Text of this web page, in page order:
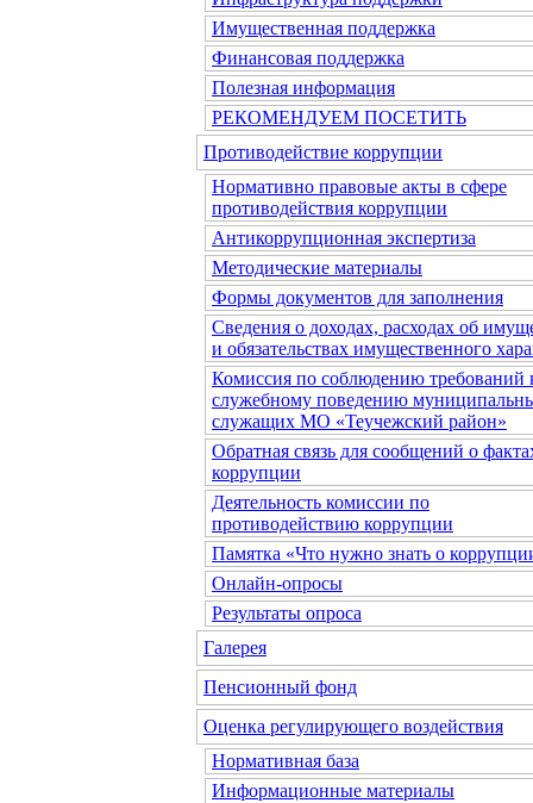
Имущественная поддержка
Финансовая поддержка
Полезная информация
РЕКОМЕНДУЕМ ПОСЕТИТЬ
Противодействие коррупции
Нормативно правовые акты в сфере
противодействия коррупции
Антикоррупционная экспертиза
Методические материалы
Формы документов для заполнения
Сведения о доходах, расходах об
и обязательствах имущественного
Комиссия по соблюдению требований
служебному поведению
служащих МО «Теучежский район»
Обратная связь для сообщений о
коррупции
Деятельность комиссии по
противодействию коррупции
Памятка «Что нужно знать о
Онлайн-опросы
Результаты опроса
Галерея
Пенсионный фонд
Оценка регулирующего воздействия
Нормативная база
Информационные материалы